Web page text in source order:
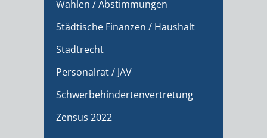
Wahlen / Abstimmungen
Städtische Finanzen / Haushalt
Stadtrecht
Personalrat / JAV
Schwerbehindertenvertretung
Zensus 2022